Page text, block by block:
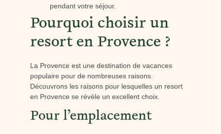
pendant votre séjour.
Pourquoi choisir un
resort en Provence ?
La Provence est une destination de vacances
populaire pour de nombreuses raisons.
Découvrons les raisons pour lesquelles un resort
en Provence se révèle un excellent choix.
Pour l’emplacement